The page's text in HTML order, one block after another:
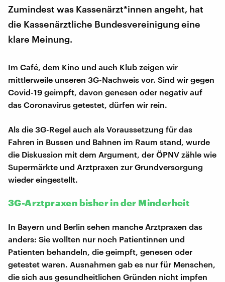
Zumindest was Kassenärzt*innen angeht, hat
die Kassenärztliche Bundesvereinigung eine
klare Meinung.
Im Café, dem Kino und auch Klub zeigen wir
mittlerweile unseren 3G-Nachweis vor. Sind wir gegen
Covid-19 geimpft, davon genesen oder negativ auf
das Coronavirus getestet, dürfen wir rein.
Als die 3G-Regel auch als Voraussetzung für das
Fahren in Bussen und Bahnen im Raum stand, wurde
die Diskussion mit dem Argument, der ÖPNV zähle wie
Supermärkte und Arztpraxen zur Grundversorgung
wieder eingestellt.
3G-Arztpraxen bisher in der Minderheit
In Bayern und Berlin sehen manche Arztpraxen das
anders: Sie wollten nur noch Patientinnen und
Patienten behandeln, die geimpft, genesen oder
getestet waren. Ausnahmen gab es nur für Menschen,
die sich aus gesundheitlichen Gründen nicht impfen